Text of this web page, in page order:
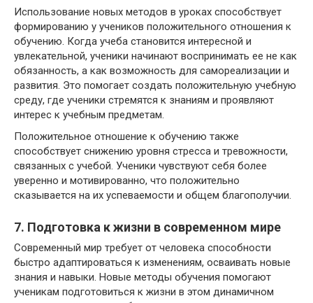
Использование новых методов в уроках способствует
формированию у учеников положительного отношения к
обучению. Когда учеба становится интересной и
увлекательной, ученики начинают воспринимать ее не как
обязанность, а как возможность для самореализации и
развития. Это помогает создать положительную учебную
среду, где ученики стремятся к знаниям и проявляют
интерес к учебным предметам.
Положительное отношение к обучению также
способствует снижению уровня стресса и тревожности,
связанных с учебой. Ученики чувствуют себя более
уверенно и мотивированно, что положительно
сказывается на их успеваемости и общем благополучии.
7. Подготовка к жизни в современном мире
Современный мир требует от человека способности
быстро адаптироваться к изменениям, осваивать новые
знания и навыки. Новые методы обучения помогают
ученикам подготовиться к жизни в этом динамичном